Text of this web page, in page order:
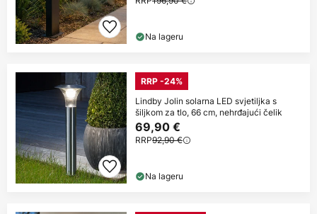
Na lageru
RRP -24%
Lindby Jolin solarna LED svjetiljka s
šiljkom za tlo, 66 cm, nehrđajući čelik
69,90 €
RRP92,90 €
Na lageru